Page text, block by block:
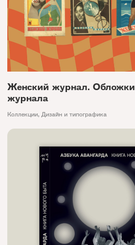
Женский журнал. Обложки
журнала
Коллекции, Дизайн и типографика